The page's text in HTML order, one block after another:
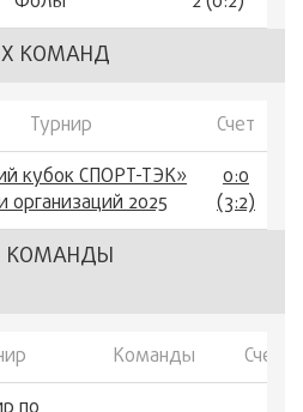
КОМАНД
Турнир Счет
кубок СПОРТ-ТЭК»
организаций 2025
0:0
(3:2)
КОМАНДЫ
Команды Счет